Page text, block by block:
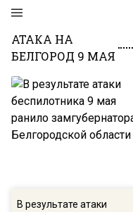
АТАКА НА
БЕЛГОРОД 9 МАЯ
В результате атаки